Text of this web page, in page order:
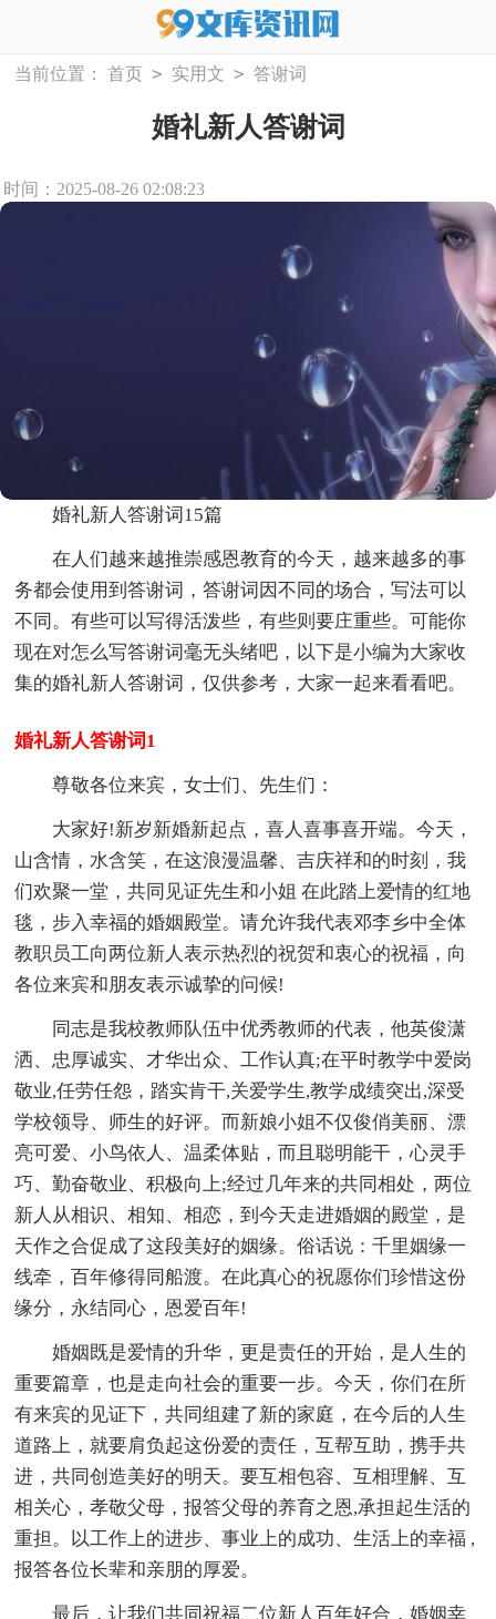
当前位置： 首页 > 实用文 > 答谢词
婚礼新人答谢词
时间：2025-08-26 02:08:23
婚礼新人答谢词15篇
在人们越来越推崇感恩教育的今天，越来越多的事
务都会使用到答谢词，答谢词因不同的场合，写法可以
不同。有些可以写得活泼些，有些则要庄重些。可能你
现在对怎么写答谢词毫无头绪吧，以下是小编为大家收
集的婚礼新人答谢词，仅供参考，大家一起来看看吧。
婚礼新人答谢词1
尊敬各位来宾，女士们、先生们：
大家好!新岁新婚新起点，喜人喜事喜开端。今天，
山含情，水含笑，在这浪漫温馨、吉庆祥和的时刻，我
们欢聚一堂，共同见证先生和小姐 在此踏上爱情的红地
毯，步入幸福的婚姻殿堂。请允许我代表邓李乡中全体
教职员工向两位新人表示热烈的祝贺和衷心的祝福，向
各位来宾和朋友表示诚挚的问候!
同志是我校教师队伍中优秀教师的代表，他英俊潇
洒、忠厚诚实、才华出众、工作认真;在平时教学中爱岗
敬业,任劳任怨，踏实肯干,关爱学生,教学成绩突出,深受
学校领导、师生的好评。而新娘小姐不仅俊俏美丽、漂
亮可爱、小鸟依人、温柔体贴，而且聪明能干，心灵手
巧、勤奋敬业、积极向上;经过几年来的共同相处，两位
新人从相识、相知、相恋，到今天走进婚姻的殿堂，是
天作之合促成了这段美好的姻缘。俗话说：千里姻缘一
线牵，百年修得同船渡。在此真心的祝愿你们珍惜这份
缘分，永结同心，恩爱百年!
婚姻既是爱情的升华，更是责任的开始，是人生的
重要篇章，也是走向社会的重要一步。今天，你们在所
有来宾的见证下，共同组建了新的家庭，在今后的人生
道路上，就要肩负起这份爱的责任，互帮互助，携手共
进，共同创造美好的明天。要互相包容、互相理解、互
相关心，孝敬父母，报答父母的养育之恩,承担起生活的
重担。以工作上的进步、事业上的成功、生活上的幸福 ,
报答各位长辈和亲朋的厚爱。
最后，让我们共同祝福二位新人百年好合，婚姻幸